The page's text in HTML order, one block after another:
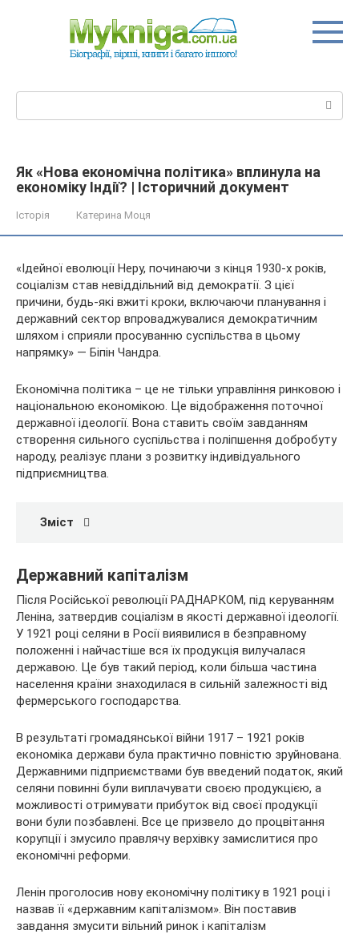
Як «Нова економічна політика» вплинула на
економіку Індії? | Історичний документ
Історія Катерина Моця
«Ідейної еволюції Неру, починаючи з кінця 1930-х років,
соціалізм став невіддільний від демократії. З цієї
причини, будь-які вжиті кроки, включаючи планування і
державний сектор впроваджувалися демократичним
шляхом і сприяли просуванню суспільства в цьому
напрямку» — Біпін Чандра.
Економічна політика – це не тільки управління ринковою і
національною економікою. Це відображення поточної
державної ідеології. Вона ставить своїм завданням
створення сильного суспільства і поліпшення добробуту
народу, реалізує плани з розвитку індивідуального
підприємництва.
Зміст
Державний капіталізм
Після Російської революції РАДНАРКОМ, під керуванням
Леніна, затвердив соціалізм в якості державної ідеології.
У 1921 році селяни в Росії виявилися в безправному
положенні і найчастіше вся їх продукція вилучалася
державою. Це був такий період, коли більша частина
населення країни знаходилася в сильній залежності від
фермерського господарства.
В результаті громадянської війни 1917 – 1921 років
економіка держави була практично повністю зруйнована.
Державними підприємствами був введений податок, який
селяни повинні були виплачувати своєю продукцією, а
можливості отримувати прибуток від своєї продукції
вони були позбавлені. Все це призвело до процвітання
корупції і змусило правлячу верхівку замислитися про
економічні реформи.
Ленін проголосив нову економічну політику в 1921 році і
назвав її «державним капіталізмом». Він поставив
завдання змусити вільний ринок і капіталізм